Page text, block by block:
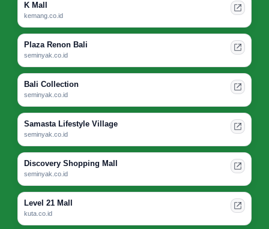
K Mall
kemang.co.id
Plaza Renon Bali
seminyak.co.id
Bali Collection
seminyak.co.id
Samasta Lifestyle Village
seminyak.co.id
Discovery Shopping Mall
seminyak.co.id
Level 21 Mall
kuta.co.id